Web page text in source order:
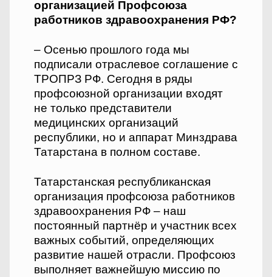
организацией Профсоюза
работников здравоохранения РФ?
– Осенью прошлого года мы
подписали отраслевое соглашение с
ТРОПРЗ РФ. Сегодня в ряды
профсоюзной организации входят
не только представители
медицинских организаций
республики, но и аппарат Минздрава
Татарстана в полном составе.
Татарстанская республиканская
организация профсоюза работников
здравоохранения РФ – наш
постоянный партнёр и участник всех
важных событий, определяющих
развитие нашей отрасли. Профсоюз
выполняет важнейшую миссию по